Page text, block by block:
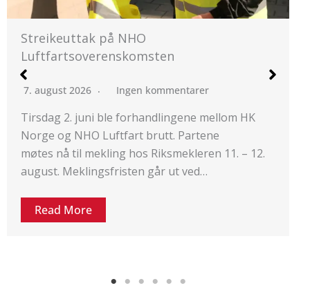
HK
– 12.
HKs medlemmer på NHO
Standardoverenskomsten stemte JA
5. august 2026 Ingen kommentarer
Et flertall av HKs medlemmer som jobber
arbeidsplasser som har
Standardoverenskomsten mellom HK